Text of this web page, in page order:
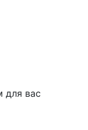
для вас